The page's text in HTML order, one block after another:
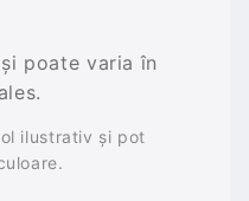
poate varia în
ilustrativ și pot